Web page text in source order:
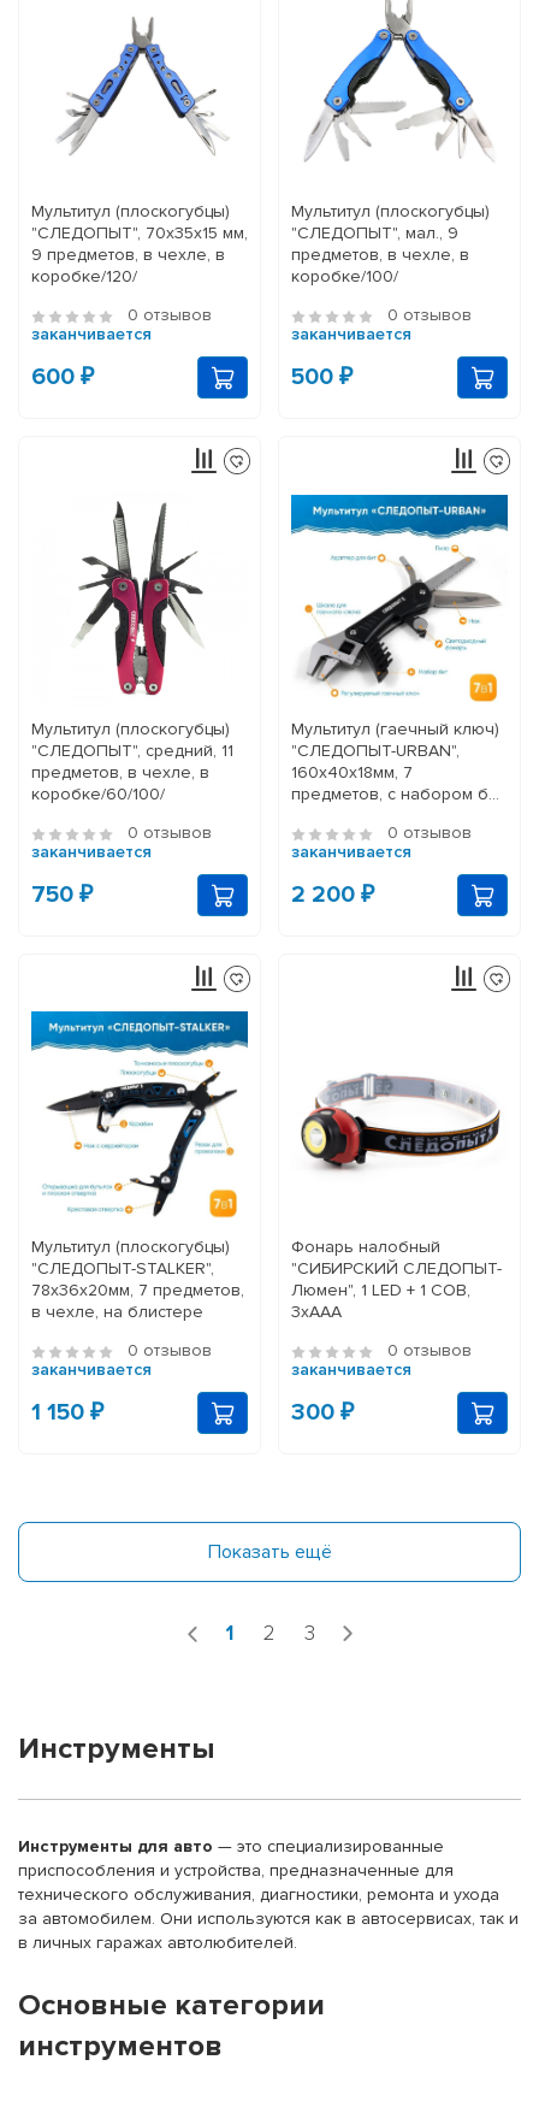
Мультитул (плоскогубцы)
"СЛЕДОПЫТ", 70х35х15 мм,
9 предметов, в чехле, в
коробке/120/
0 отзывов
заканчивается
600 ₽
Мультитул (плоскогубцы)
"СЛЕДОПЫТ", мал., 9
предметов, в чехле, в
коробке/100/
0 отзывов
заканчивается
500 ₽
Мультитул (плоскогубцы)
"СЛЕДОПЫТ", средний, 11
предметов, в чехле, в
коробке/60/100/
0 отзывов
заканчивается
750 ₽
Мультитул (гаечный ключ)
"СЛЕДОПЫТ-URBAN",
160х40х18мм, 7
предметов, с набором бит,
0 отзывов
заканчивается
2 200 ₽
Мультитул (плоскогубцы)
"СЛЕДОПЫТ-STALKER",
78х36х20мм, 7 предметов,
в чехле, на блистере
0 отзывов
заканчивается
1 150 ₽
Фонарь налобный
"СИБИРСКИЙ СЛЕДОПЫТ-
Люмен", 1 LED + 1 COB,
3хААА
0 отзывов
заканчивается
300 ₽
Показать ещё
1 2 3
Инструменты
Инструменты для авто — это специализированные
приспособления и устройства, предназначенные для
технического обслуживания, диагностики, ремонта и ухода
за автомобилем. Они используются как в автосервисах, так и
в личных гаражах автолюбителей.
Основные категории
инструментов